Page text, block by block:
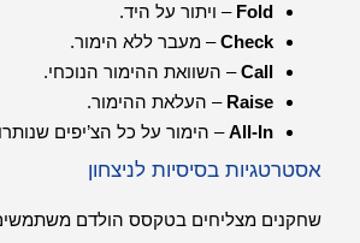
Fold – ויתור על היד.
Check– מעבר ללא הימור.
Call– השוואת ההימור הנוכחי.
Raise – העלאת ההימור.
All-In– הימור על כל הצ’יפים
אסטרטגיות בסיסיות לניצחון
שחקנים מצליחים בטקסס הולדם